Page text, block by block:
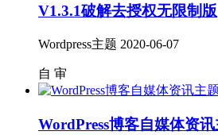
V1.3.1破解去授权无限制版
Wordpress主题 2020-06-07
自 审
WordPress博客自媒体资